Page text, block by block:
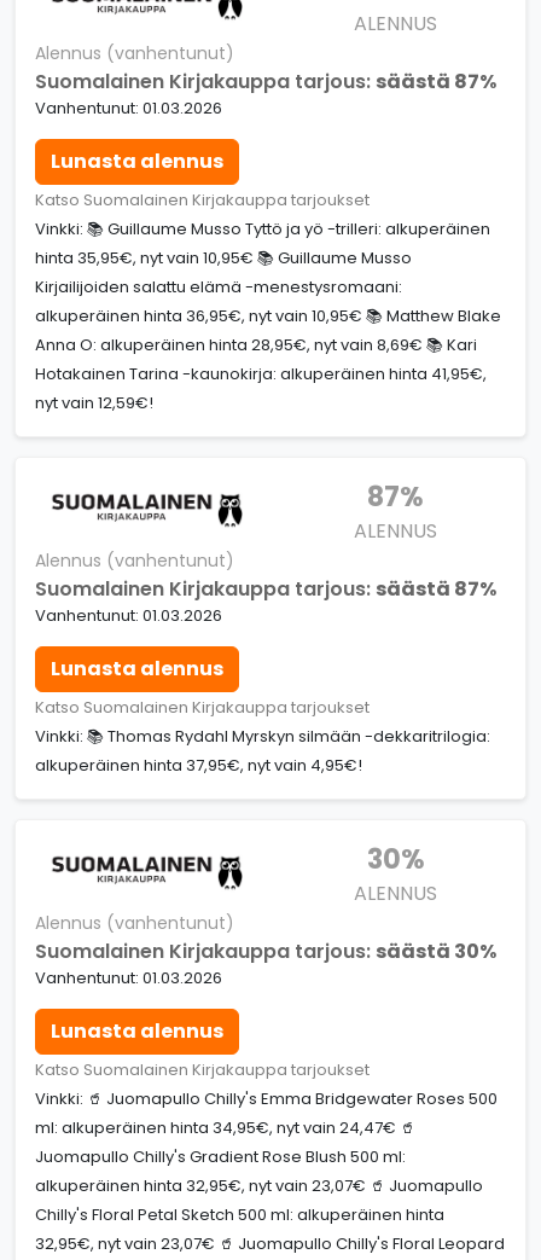
ALENNUS
Alennus (vanhentunut)
Suomalainen Kirjakauppa tarjous: säästä 87%
Vanhentunut: 01.03.2026
Lunasta alennus
Katso Suomalainen Kirjakauppa tarjoukset
Vinkki: 📚 Guillaume Musso Tyttö ja yö -trilleri: alkuperäinen
hinta 35,95€, nyt vain 10,95€ 📚 Guillaume Musso
Kirjailijoiden salattu elämä -menestysromaani:
alkuperäinen hinta 36,95€, nyt vain 10,95€ 📚 Matthew Blake
Anna O: alkuperäinen hinta 28,95€, nyt vain 8,69€ 📚 Kari
Hotakainen Tarina -kaunokirja: alkuperäinen hinta 41,95€,
nyt vain 12,59€!
87%
ALENNUS
Alennus (vanhentunut)
Suomalainen Kirjakauppa tarjous: säästä 87%
Vanhentunut: 01.03.2026
Lunasta alennus
Katso Suomalainen Kirjakauppa tarjoukset
Vinkki: 📚 Thomas Rydahl Myrskyn silmään -dekkaritrilogia:
alkuperäinen hinta 37,95€, nyt vain 4,95€!
30%
ALENNUS
Alennus (vanhentunut)
Suomalainen Kirjakauppa tarjous: säästä 30%
Vanhentunut: 01.03.2026
Lunasta alennus
Katso Suomalainen Kirjakauppa tarjoukset
Vinkki: 🥤 Juomapullo Chilly's Emma Bridgewater Roses 500
ml: alkuperäinen hinta 34,95€, nyt vain 24,47€ 🥤
Juomapullo Chilly's Gradient Rose Blush 500 ml:
alkuperäinen hinta 32,95€, nyt vain 23,07€ 🥤 Juomapullo
Chilly's Floral Petal Sketch 500 ml: alkuperäinen hinta
32,95€, nyt vain 23,07€ 🥤 Juomapullo Chilly's Floral Leopard